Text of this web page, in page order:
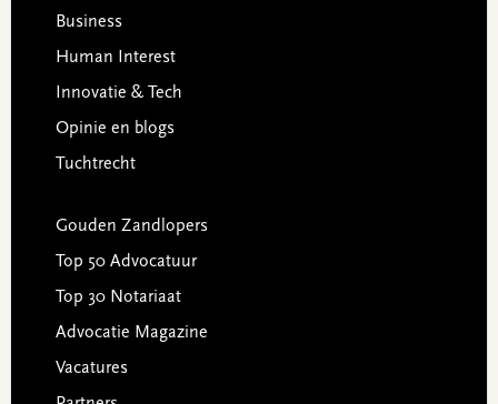
Business
Human Interest
Innovatie & Tech
Opinie en blogs
Tuchtrecht
Gouden Zandlopers
Top 50 Advocatuur
Top 30 Notariaat
Advocatie Magazine
Vacatures